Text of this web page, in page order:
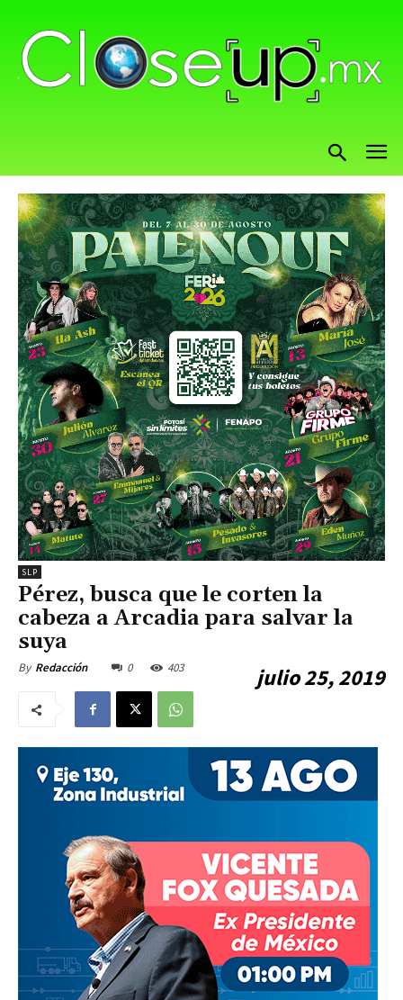
SLP
Pérez, busca que le corten la
cabeza a Arcadia para salvar la
suya
By Redacción julio 25, 2019
0 403